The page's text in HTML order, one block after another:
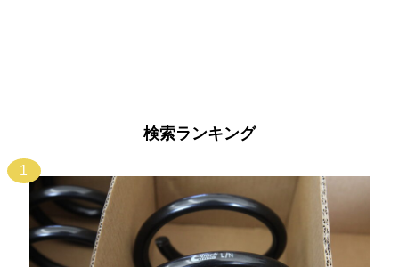
検索ランキング
1